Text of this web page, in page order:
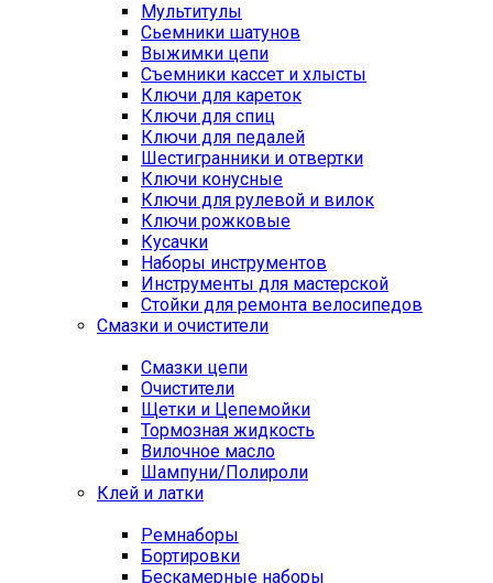
Мультитулы
Сьемники шатунов
Выжимки цепи
Съемники кассет и хлысты
Ключи для кареток
Ключи для спиц
Ключи для педалей
Шестигранники и отвертки
Ключи конусные
Ключи для рулевой и вилок
Ключи рожковые
Кусачки
Наборы инструментов
Инструменты для мастерской
Стойки для ремонта велосипедов
Смазки и очистители
Смазки цепи
Очистители
Щетки и Цепемойки
Тормозная жидкость
Вилочное масло
Шампуни/Полироли
Клей и латки
Ремнаборы
Бортировки
Бескамерные наборы